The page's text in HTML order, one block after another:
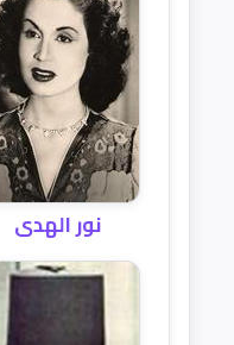
نور الهدى